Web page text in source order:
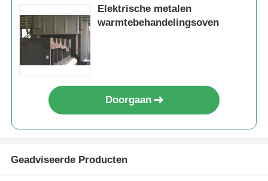
Vacuümsinteroven
glas aanmakende oven
Oven op hoge temperatuur
Elektrische metalen
warmtebehandelingsoven
Doorgaan
Geadviseerde Producten